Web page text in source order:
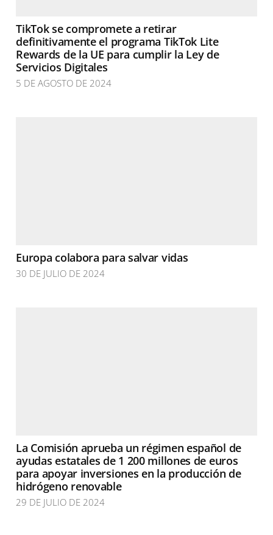
TikTok se compromete a retirar
definitivamente el programa TikTok Lite
Rewards de la UE para cumplir la Ley de
Servicios Digitales
5 DE AGOSTO DE 2024
Europa colabora para salvar vidas
30 DE JULIO DE 2024
La Comisión aprueba un régimen español de
ayudas estatales de 1 200 millones de euros
para apoyar inversiones en la producción de
hidrógeno renovable
29 DE JULIO DE 2024